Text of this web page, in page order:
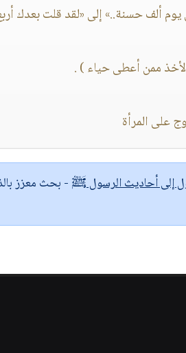
ألف حسنة..» إلى «لقد قلت بعدك
ممن أعطى حياء ) .
على المرأة
إلى أحاديث الرسول ﷺ - بحث معزز